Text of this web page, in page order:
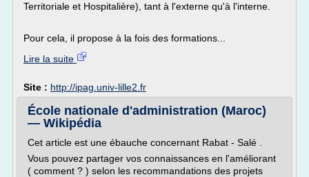
Territoriale et Hospitalière), tant à l'externe qu'à l'interne.
Pour cela, il propose à la fois des formations...
Lire la suite
Site : http://ipag.univ-lille2.fr
École nationale d'administration (Maroc)
— Wikipédia
Cet article est une ébauche concernant Rabat - Salé .
Vous pouvez partager vos connaissances en l'améliorant
( comment ? ) selon les recommandations des projets